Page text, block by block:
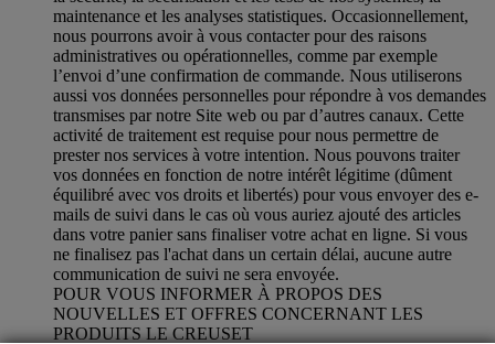
maintenance et les analyses statistiques. Occasionnellement,
nous pourrons avoir à vous contacter pour des raisons
administratives ou opérationnelles, comme par exemple
l’envoi d’une confirmation de commande. Nous utiliserons
aussi vos données personnelles pour répondre à vos demandes
transmises par notre Site web ou par d’autres canaux. Cette
activité de traitement est requise pour nous permettre de
prester nos services à votre intention. Nous pouvons traiter
vos données en fonction de notre intérêt légitime (dûment
équilibré avec vos droits et libertés) pour vous envoyer des e-
mails de suivi dans le cas où vous auriez ajouté des articles
dans votre panier sans finaliser votre achat en ligne. Si vous
ne finalisez pas l'achat dans un certain délai, aucune autre
communication de suivi ne sera envoyée.
POUR VOUS INFORMER À PROPOS DES
NOUVELLES ET OFFRES CONCERNANT LES
PRODUITS LE CREUSET